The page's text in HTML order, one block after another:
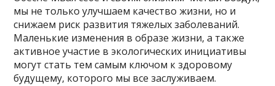
мы не только улучшаем качество жизни, но и
снижаем риск развития тяжелых заболеваний.
Маленькие изменения в образе жизни, а также
активное участие в экологических инициативы
могут стать тем самым ключом к здоровому
будущему, которого мы все заслуживаем.